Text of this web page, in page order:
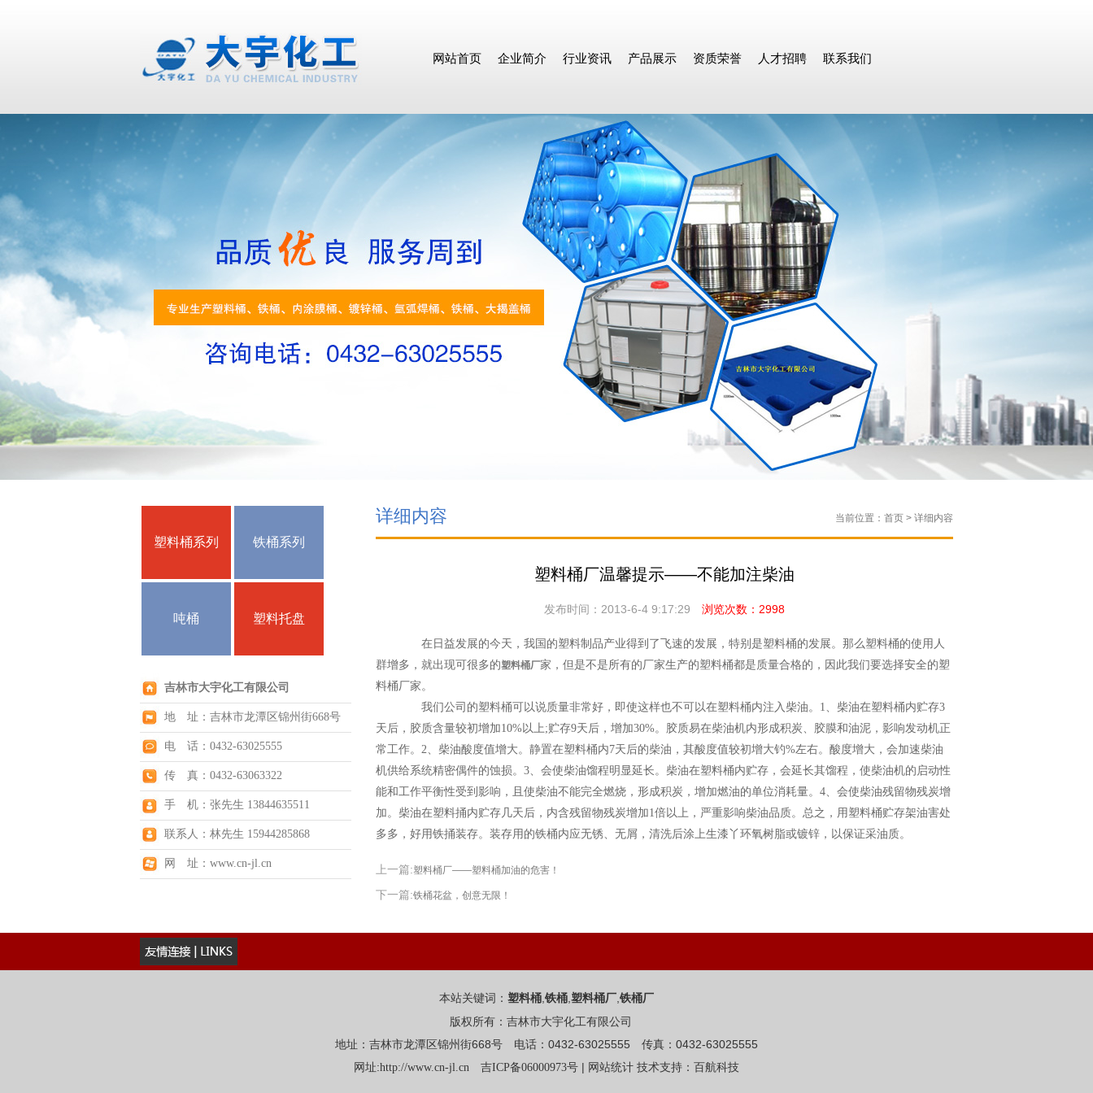
网站首页 企业简介 行业资讯 产品展示 资质荣誉 人才招聘 联系我们
塑料桶系列 铁桶系列
吨桶 塑料托盘
吉林市大宇化工有限公司
地 址：吉林市龙潭区锦州街668号
电 话：0432-63025555
传 真：0432-63063322
手 机：张先生 13844635511
联系人：林先生 15944285868
网 址：www.cn-jl.cn
详细内容 当前位置：首页 > 详细内容
塑料桶厂温馨提示——不能加注柴油
发布时间：2013-6-4 9:17:29 浏览次数：2998
在日益发展的今天，我国的塑料制品产业得到了飞速的发展，特别是塑料桶的发展。那么塑料桶的使用人
群增多，就出现可很多的塑料桶厂家，但是不是所有的厂家生产的塑料桶都是质量合格的，因此我们要选择安全的塑
料桶厂家。
我们公司的塑料桶可以说质量非常好，即使这样也不可以在塑料桶内注入柴油。1、柴油在塑料桶内贮存3
天后，胶质含量较初增加10%以上;贮存9天后，增加30%。胶质易在柴油机内形成积炭、胶膜和油泥，影响发动机正
常工作。2、柴油酸度值增大。静置在塑料桶内7天后的柴油，其酸度值较初增大钓%左右。酸度增大，会加速柴油
机供给系统精密偶件的蚀损。3、 会使柴油馏程明显延长。柴油在塑料桶内贮存，会延长其馏程，使柴油机的启动性
能和工作平衡性受到影响，且使柴油不能完全燃烧，形成积炭，增加燃油的单位消耗量。4、会使柴油残留物残炭增
加。柴油在塑料捅内贮存几天后，内含残留物残炭增加1倍以上，严重影响柴油品质。总之，用塑料桶贮存架油害处
多多，好用铁捅装存。装存用的铁桶内应无锈、无屑，清洗后涂上生漆丫环氧树脂或镀锌，以保证采油质。
上一篇:塑料桶厂——塑料桶加油的危害！
下一篇:铁桶花盆，创意无限！
本站关键词： 塑料桶 铁桶 塑料桶厂 铁桶厂
版权所有：吉林市大宇化工有限公司
地址：吉林市龙潭区锦州街668号 电话：0432-63025555 传真：0432-63025555
网址:http://www.cn-jl.cn 吉ICP备06000973号 | 网站统计 技术支持：百航科技